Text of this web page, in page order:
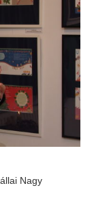
Nagy